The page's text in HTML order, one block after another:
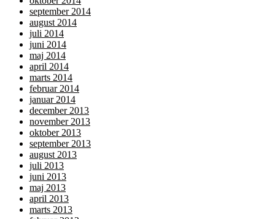
september 2014
august 2014
juli 2014
juni 2014
maj 2014
april 2014
marts 2014
februar 2014
januar 2014
december 2013
november 2013
oktober 2013
september 2013
august 2013
juli 2013
juni 2013
maj 2013
april 2013
marts 2013